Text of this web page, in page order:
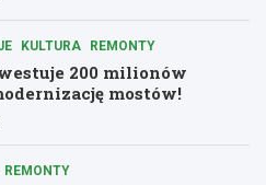
KULTURA REMONTY
200 milionów
mostów!
REMONTY